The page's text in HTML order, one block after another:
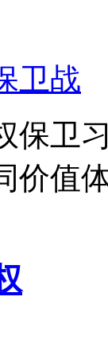
卫战
保卫
价值